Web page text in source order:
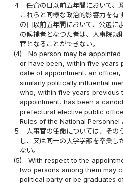
４
任命の日以前五年間において、
これらと同様な政治的影響力を有
の日以前五年間において、公選に
の候補者となつた者は、人事院規
官となることができない。
(4)
No person may be
or have been, within five years
date of appointment, an
similarly politically influential
who, within five years previous
appointment, has been a
prefectural elective public
Rules of the National Personnel
５
人事官の任命については、その
し、又は同一の大学学部を卒業し
ない。
(5)
With respect to the
two persons among them may
political party or be graduates